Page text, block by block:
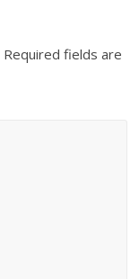
Required fields are